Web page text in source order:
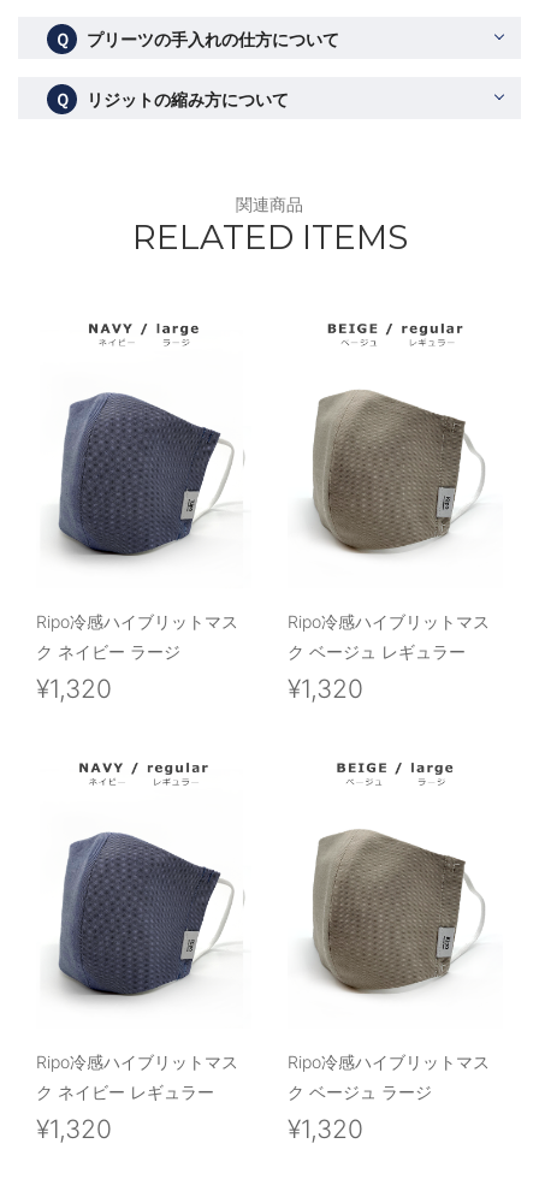
Ｑ プリーツの手入れの仕方について
Ｑ リジットの縮み方について
関連商品
RELATED ITEMS
Ripo冷感ハイブリットマス
ク ネイビー ラージ
¥1,320
Ripo冷感ハイブリットマス
ク ベージュ レギュラー
¥1,320
Ripo冷感ハイブリットマス
ク ネイビー レギュラー
¥1,320
Ripo冷感ハイブリットマス
ク ベージュ ラージ
¥1,320